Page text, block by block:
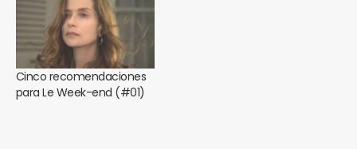
Cinco recomendaciones
para Le Week-end (#01)